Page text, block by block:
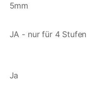
5mm
JA - nur für 4 Stufen
Ja